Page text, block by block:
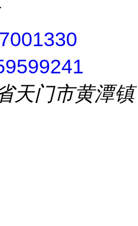
天门市黄潭镇